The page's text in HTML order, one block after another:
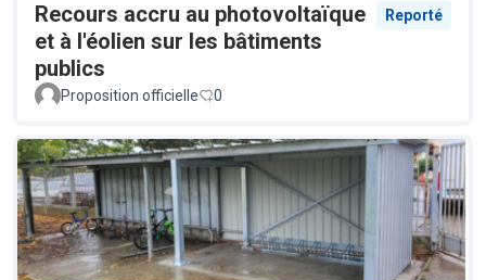
Recours accru au photovoltaïque
et à l'éolien sur les bâtiments
publics
Reporté
Proposition officielle 0